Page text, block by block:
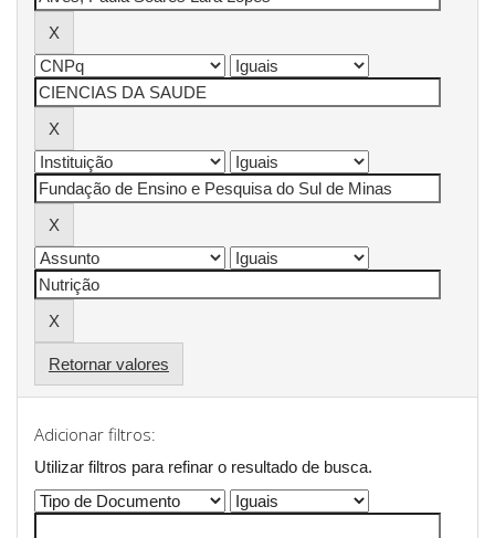
Retornar valores
Adicionar filtros:
Utilizar filtros para refinar o resultado de busca.